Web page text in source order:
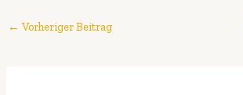
← Vorheriger Beitrag